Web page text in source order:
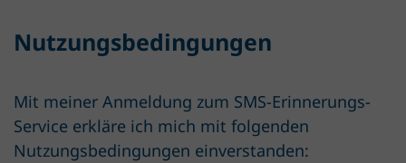
Nutzungsbedingungen
Mit meiner Anmeldung zum SMS-Erinnerungs-
Service erkläre ich mich mit folgenden
Nutzungsbedingungen einverstanden: